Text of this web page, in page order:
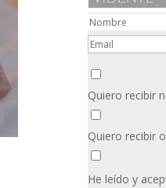
Quiero recibir
Quiero recibir
He leído y